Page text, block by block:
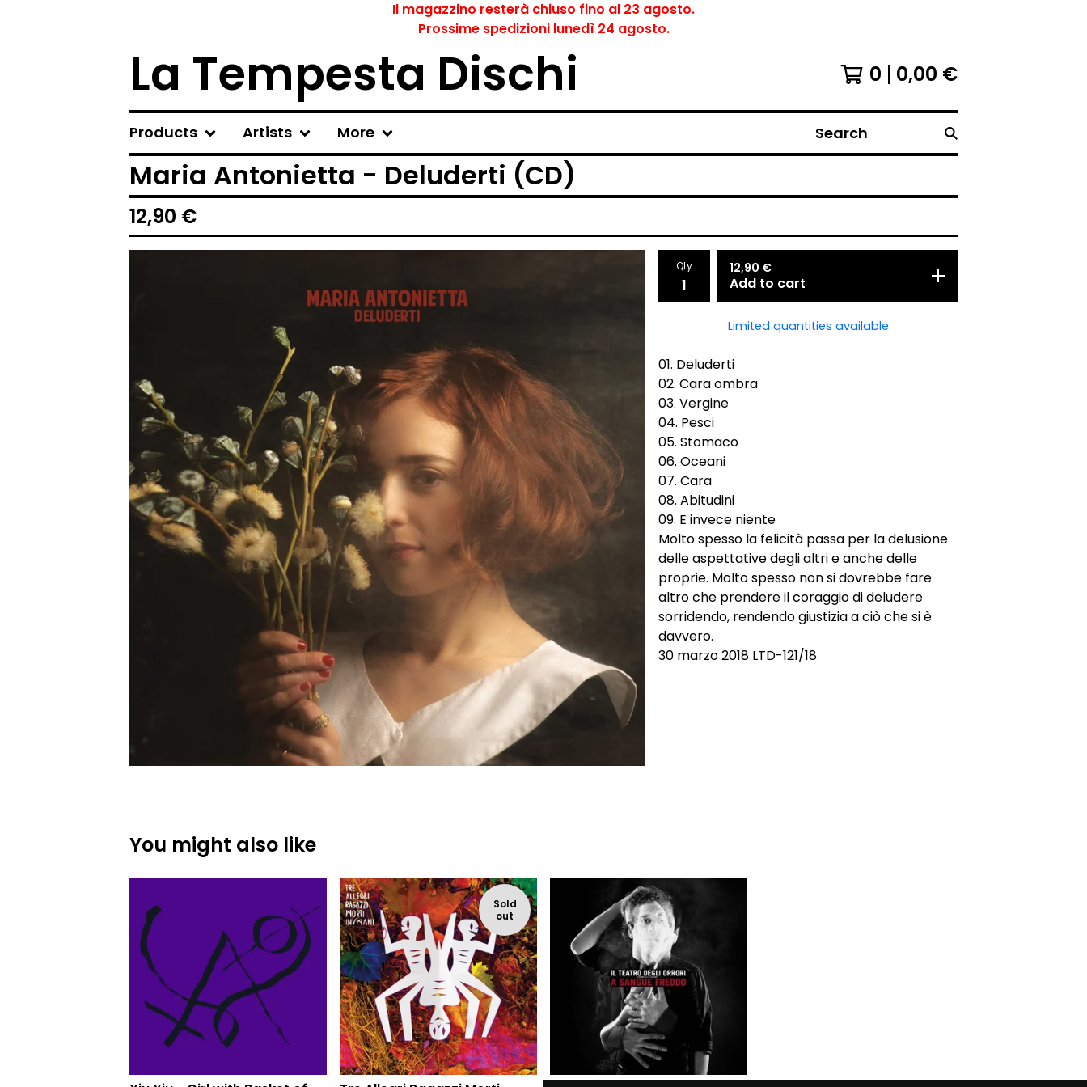
Il magazzino resterà chiuso fino al 23 agosto.
Prossime spedizioni lunedì 24 agosto.
La Tempesta Dischi 0 0,00 €
Products Artists More Search
Maria Antonietta - Deluderti (CD)
12,90 €
Qty 12,90 €
Add to cart
Limited quantities available
01. Deluderti
02. Cara ombra
03. Vergine
04. Pesci
05. Stomaco
06. Oceani
07. Cara
08. Abitudini
09. E invece niente
Molto spesso la felicità passa per la delusione
delle aspettative degli altri e anche delle
proprie. Molto spesso non si dovrebbe fare
altro che prendere il coraggio di deludere
sorridendo, rendendo giustizia a ciò che si è
davvero.
30 marzo 2018 LTD-121/18
You might also like
Sold
out